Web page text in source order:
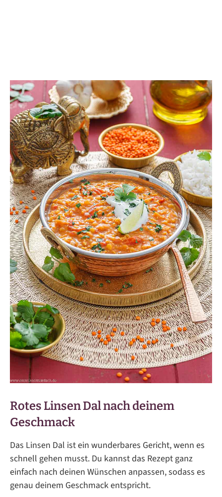
Rotes Linsen Dal nach deinem
Geschmack
Das Linsen Dal ist ein wunderbares Gericht, wenn es
schnell gehen musst. Du kannst das Rezept ganz
einfach nach deinen Wünschen anpassen, sodass es
genau deinem Geschmack entspricht.